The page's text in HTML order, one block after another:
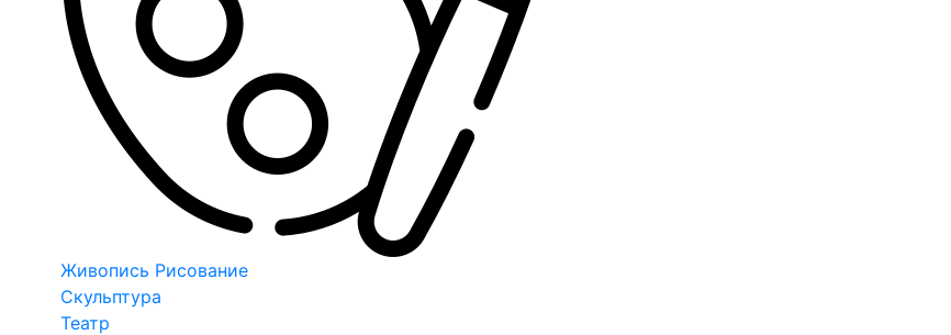
Живопись Рисование
Скульптура
Театр